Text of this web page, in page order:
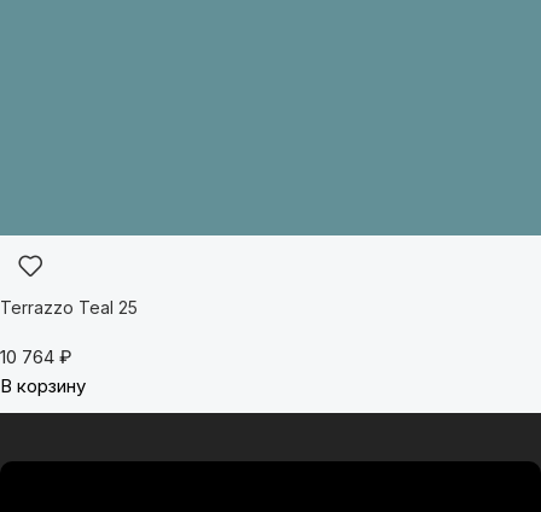
Terrazzo Teal 25
10 764 ₽
В корзину